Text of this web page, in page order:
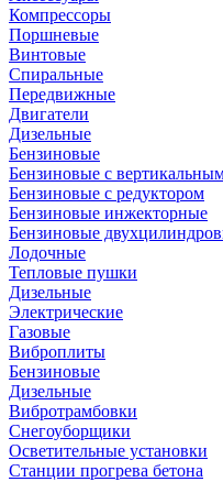
Компрессоры
Поршневые
Винтовые
Спиральные
Передвижные
Двигатели
Дизельные
Бензиновые
Бензиновые с
Бензиновые с редуктором
Бензиновые инжекторные
Бензиновые
Лодочные
Тепловые пушки
Дизельные
Электрические
Газовые
Виброплиты
Бензиновые
Дизельные
Вибротрамбовки
Снегоуборщики
Осветительные установки
Станции прогрева бетона